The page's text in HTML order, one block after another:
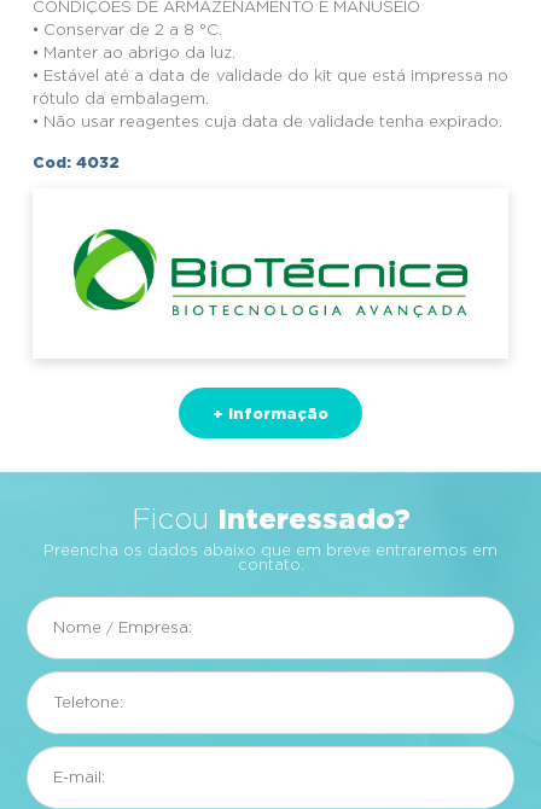
CONDIÇÕES DE ARMAZENAMENTO E MANUSEIO
• Conservar de 2 a 8 °C.
• Manter ao abrigo da luz.
• Estável até a data de validade do kit que está impressa no
rótulo da embalagem.
• Não usar reagentes cuja data de validade tenha expirado.
Cod: 4032
+ Informação
Ficou Interessado?
Preencha os dados abaixo que em breve entraremos em
contato.